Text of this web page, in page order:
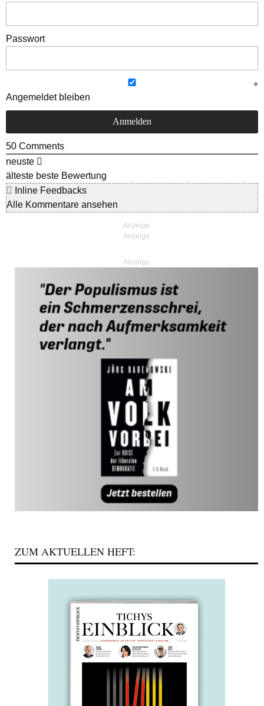
Passwort
Angemeldet bleiben
50 Comments
neuste
älteste beste Bewertung
Inline Feedbacks
Alle Kommentare ansehen
Anzeige
ZUM AKTUELLEN HEFT: